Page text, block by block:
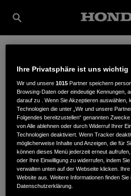
DIETRICH
FAHRRÄDER
An der Aufstiegstr. 2,
Ihre Privatsphäre ist uns wichtig
Wir und unsere1015 Partner speichern
Browsing-Daten oder eindeutige Kennungen,
darauf zu . Wenn Sie Akzeptieren auswählen,
Technologien die unter „Wir und unsere
Folgendes bereitzustellen“ genannten
von Alle ablehnen oder durch Widerruf Ihrer
Technologien deaktiviert. Wenn Tracker
möglicherweise Inhalte und Anzeigen, die für
können dieses Menü jederzeit erneut
oder Ihre Einwilligung zu widerrufen, indem
verwalten unten auf der Webseite klicken.
Website aus. Weitere Informationen finden Sie
Datenschutzerklärung.